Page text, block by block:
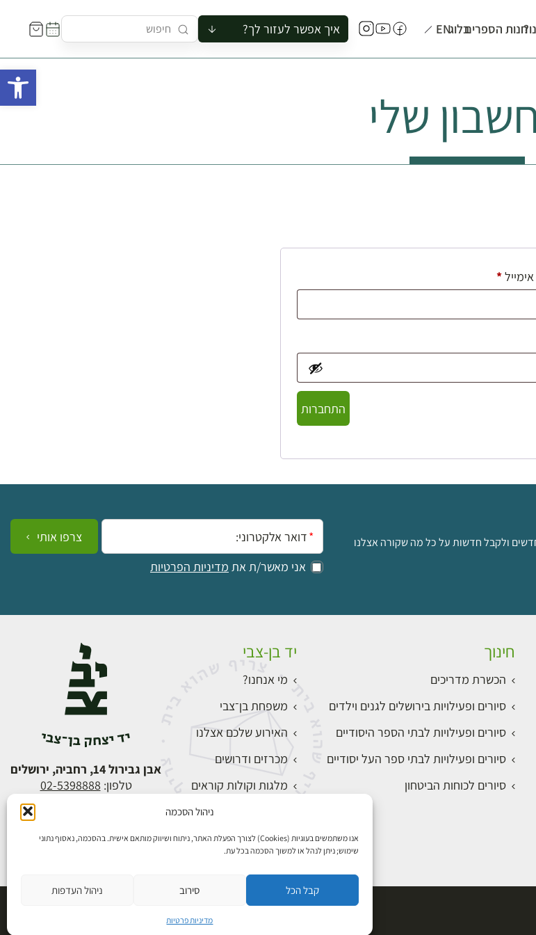
ניהול הסכמה
אנו משתמשים בעוגיות (Cookies) לצורך הפעלת האתר, ניתוח ושיווק מותאם אישית. בהסכמה, נאסוף נתוני
שימוש; ניתן לנהל או למשוך הסכמה בכל עת.
קבל הכל סירוב ניהול העדפות
מדיניות פרטיות
חנות הספריםבלוגEN איך אפשר לעזור לך?
להזמין סיור לקבוצה
לתאם ביקור בצריף
שלי
*חובה
התחברות
ולקבל חדשות על כל מה שקורה אצלנו
אימייל:
אני מאשר/ת את מדיניות הפרטיות
צרפו אותי
חינוך
הכשרת מדריכים
סיורים ופעילויות בירושלים לגנים וילדים
סיורים ופעילויות לבתי הספר היסודיים
סיורים ופעילויות לבתי ספר העל יסודיים
סיורים לכוחות הביטחון
יד בן-צבי
מי אנחנו?
משפחת בן־צבי
האירוע שלכם אצלנו
מכרזים ודרושים
מלגות וקולות קוראים
התחברות
אבן גבירול 14, רחביה, ירושלים
טלפון: 02-5398888